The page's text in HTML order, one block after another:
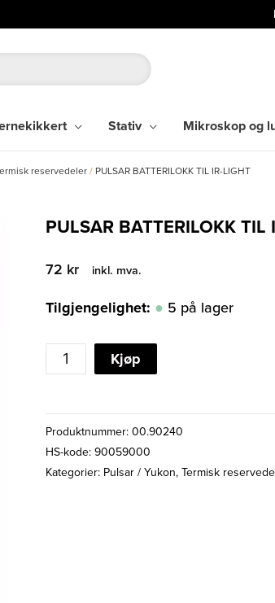
Stativ Mikroskop og
reservedeler / PULSAR BATTERILOKK TIL IR-LIGHT
PULSAR BATTERILOKK TIL
72 kr inkl. mva.
Tilgjengelighet: 5 på lager
PULSAR
BATTERILOKK
LIGHT
antall
Kjøp
Produktnummer:00.90240
HS-kode: 90059000
Kategorier: Pulsar / Yukon,Termisk